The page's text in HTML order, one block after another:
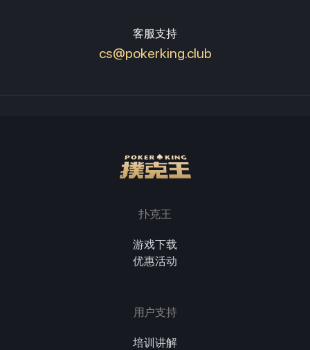
客服支持
cs@pokerking.club
扑克王
游戏下载
优惠活动
用户支持
培训讲解